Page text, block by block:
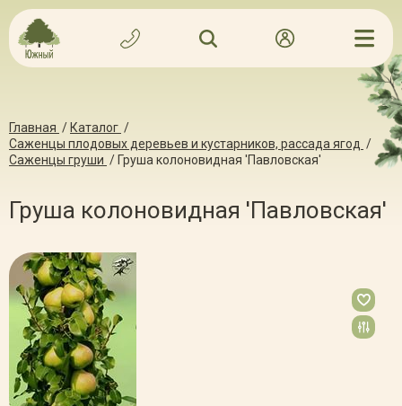
Главная / Каталог /
Саженцы плодовых деревьев и кустарников, рассада ягод /
Саженцы груши / Груша колоновидная 'Павловская'
Груша колоновидная 'Павловская'